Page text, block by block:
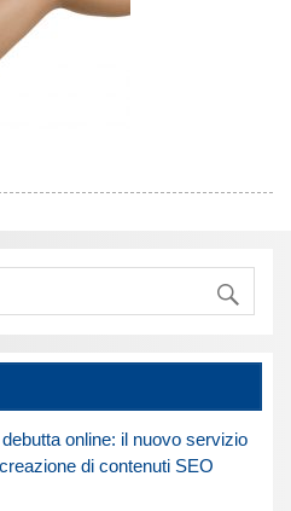
online: il nuovo servizio
di contenuti SEO